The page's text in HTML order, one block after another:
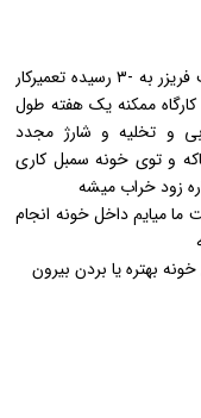
یخچال ساید ال جی دمای قسمت فریزر به -۳ رسیده تعمیرکار
کارگاه ممکنه یک هفته طول
و تخلیه و شارژ مجدد
و توی خونه سمبل کاری
زود خراب میشه
ما میایم داخل خونه انجام
بهتره یا بردن بیرون